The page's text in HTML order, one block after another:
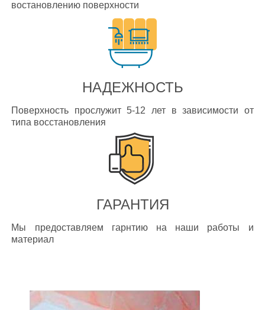
востановлению поверхности
НАДЕЖНОСТЬ
Поверхность прослужит 5-12 лет в зависимости от
типа восстановления
ГАРАНТИЯ
Мы предоставляем гарнтию на наши работы и
материал